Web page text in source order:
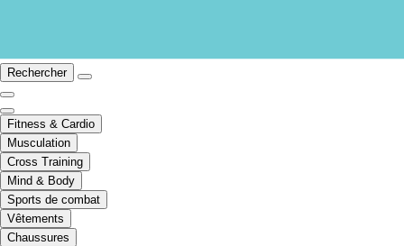
Rechercher
Fitness & Cardio
Musculation
Cross Training
Mind & Body
Sports de combat
Vêtements
Chaussures